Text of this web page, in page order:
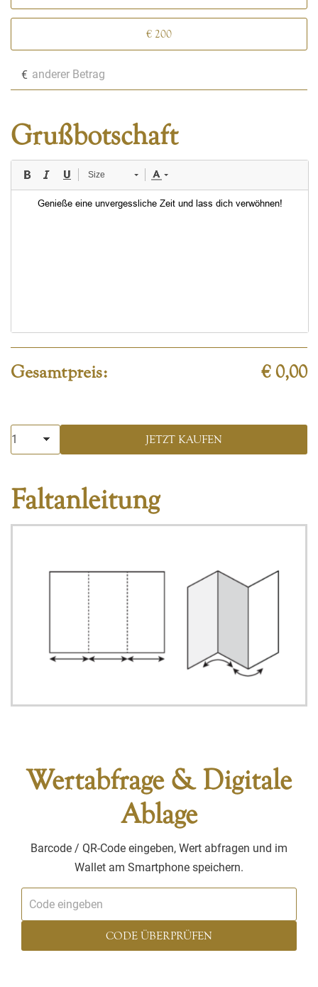
€ 200
€
Grußbotschaft
Size
Gesamtpreis: € 0,00
Faltanleitung
Wertabfrage & Digitale
Ablage
Barcode / QR-Code eingeben, Wert abfragen und im
Wallet am Smartphone speichern.
CODE ÜBERPRÜFEN